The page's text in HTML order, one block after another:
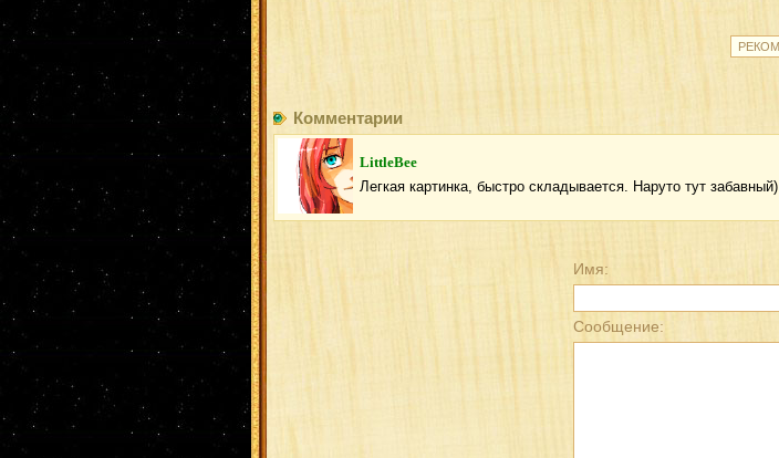
Комментарии
LittleBee
Легкая картинка, быстро складывается. Наруто тут забавный)
Имя:
Сообщение: